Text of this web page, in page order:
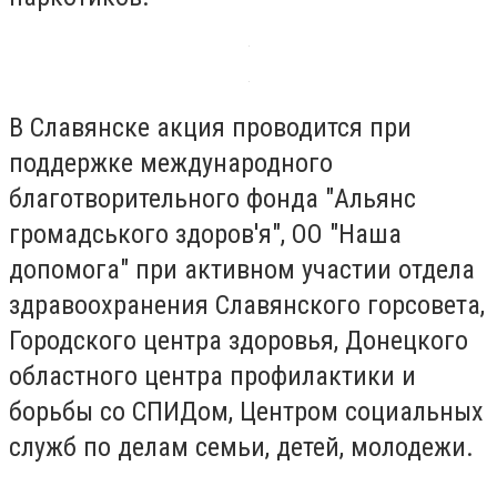
В Славянске акция проводится при
поддержке международного
благотворительного фонда "Альянс
громадського здоров'я", ОО "Наша
допомога" при активном участии отдела
здравоохранения Славянского горсовета,
Городского центра здоровья, Донецкого
областного центра профилактики и
борьбы со СПИДом, Центром социальных
служб по делам семьи, детей, молодежи.